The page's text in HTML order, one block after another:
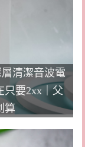
清潔音波電
只要2xx｜父
算